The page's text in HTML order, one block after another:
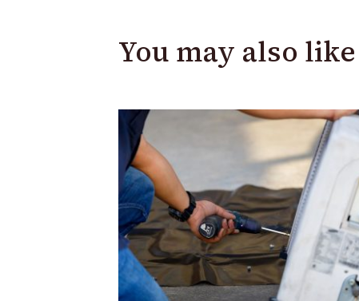
You may also like